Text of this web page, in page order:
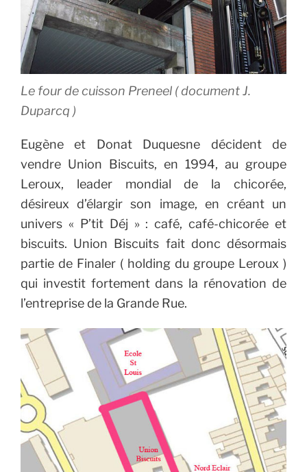
Le four de cuisson Preneel ( document J.
Duparcq )
Eugène et Donat Duquesne décident de
vendre Union Biscuits, en 1994, au groupe
Leroux, leader mondial de la chicorée,
désireux d’élargir son image, en créant un
univers « P’tit Déj » : café, café-chicorée et
biscuits. Union Biscuits fait donc désormais
partie de Finaler ( holding du groupe Leroux )
qui investit fortement dans la rénovation de
l’entreprise de la Grande Rue.